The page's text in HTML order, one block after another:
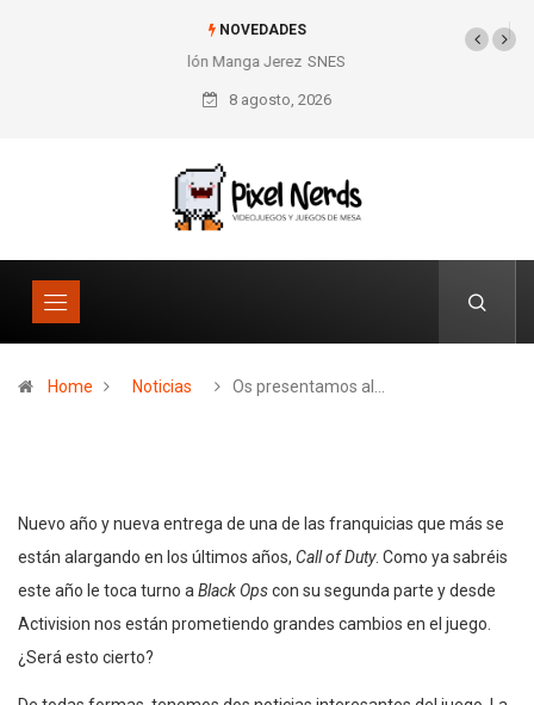
NOVEDADES
SNES Pixel Book para
los amantes de lo retro
8 agosto, 2026
Home Noticias Os presentamos al…
Nuevo año y nueva entrega de una de las franquicias que más se
están alargando en los últimos años, Call of Duty. Como ya sabréis
este año le toca turno a Black Opscon su segunda parte y desde
Activision nos están prometiendo grandes cambios en el juego.
¿Será esto cierto?